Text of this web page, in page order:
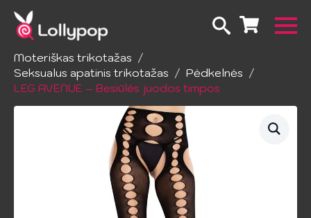
Pradžia
Apatinis trikotažas
Moteriškas trikotažas
Seksualus apatinis trikotažas
Pėdkelnės
LEG AVENUE – Besiūlės juodos timpos